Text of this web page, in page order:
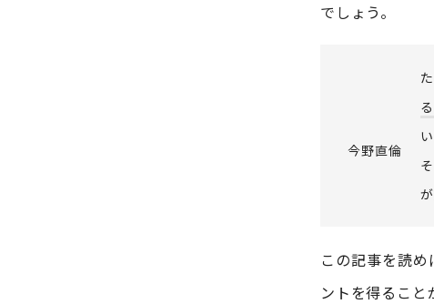
でしょう。
今野直倫
この記事を読
ントを得ること